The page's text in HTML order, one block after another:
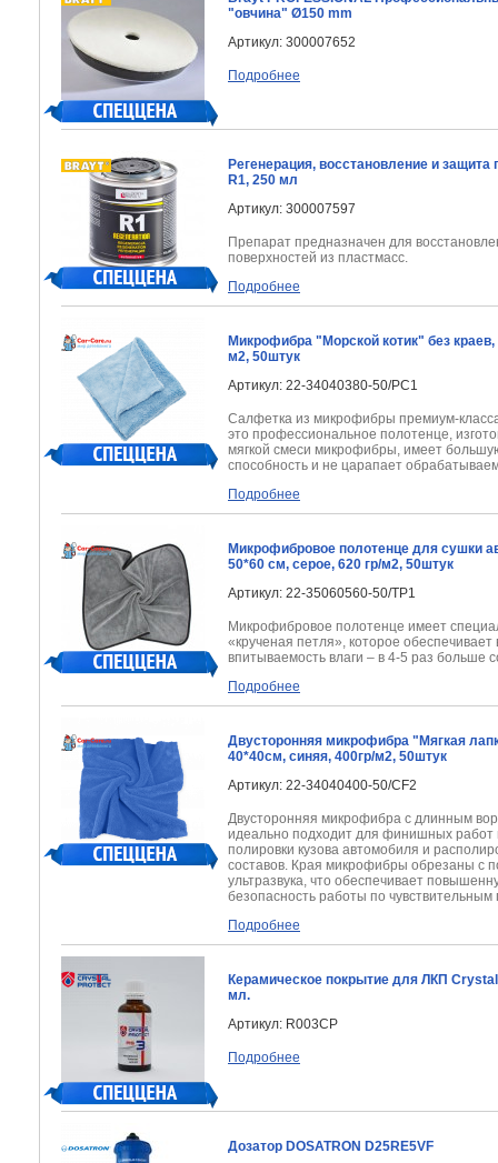
"овчина" Ø150 mm
Артикул: 300007652
Подробнее
Регенерация, восстановление и защита
R1, 250 мл
Артикул: 300007597
Препарат предназначен для
поверхностей из пластмасс.
Подробнее
Микрофибра "Морской котик" без краев,
м2, 50штук
Артикул: 22-34040380-50/PC1
Салфетка из микрофибры премиум-
это профессиональное полотенце,
мягкой смеси микрофибры, имеет
способность и не царапает
Подробнее
Микрофибровое полотенце для сушки
50*60 см, серое, 620 гр/м2, 50штук
Артикул: 22-35060560-50/TP1
Микрофибровое полотенце имеет
«крученая петля», которое обеспечивает
впитываемость влаги – в 4-5 раз больше
Подробнее
Двусторонняя микрофибра "Мягкая
40*40см, синяя, 400гр/м2, 50штук
Артикул: 22-34040400-50/CF2
Двусторонняя микрофибра с длинным
идеально подходит для финишных работ
полировки кузова автомобиля и
составов. Края микрофибры обрезаны с
ультразвука, что обеспечивает
безопасность работы по
Подробнее
Керамическое покрытие для ЛКП
мл.
Артикул: R003CP
Подробнее
Дозатор DOSATRON D25RE5VF